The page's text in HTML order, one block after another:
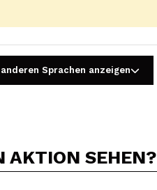
Sprachen anzeigen
AKTION SEHEN?